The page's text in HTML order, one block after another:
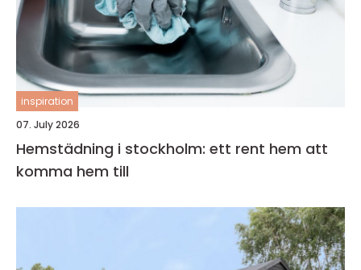
inspiration
07. July 2026
Hemstädning i stockholm: ett rent hem att
komma hem till